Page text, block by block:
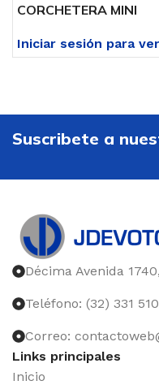
CORCHETERA MINI
Iniciar sesión para
Suscribete a
Décima Avenida
Teléfono: (32) 331
Correo:
Links principales
Inicio